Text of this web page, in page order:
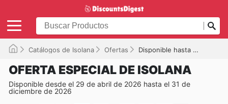
Catálogos de Isolana Ofertas Disponible hasta el 31/12/2026
OFERTA ESPECIAL DE ISOLANA
Disponible desde el 29 de abril de 2026 hasta el 31 de
diciembre de 2026